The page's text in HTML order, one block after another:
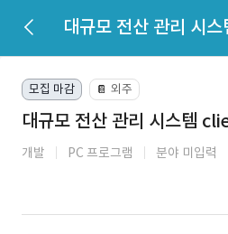
대규모 전산 관리 시
모집 마감 📔 외주
대규모 전산 관리 시스템
개발 PC 프로그램 분야 미입력